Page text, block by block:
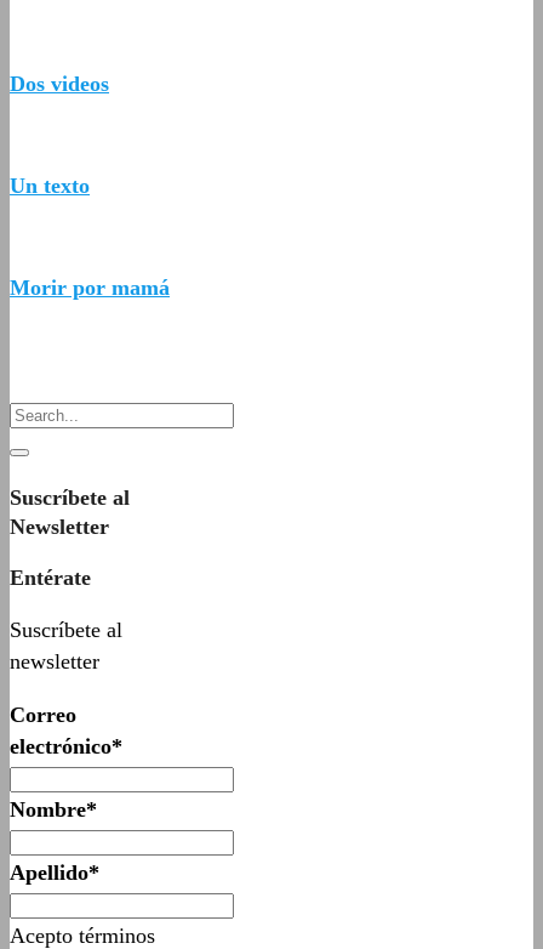
Dos videos
Un texto
Morir por mamá
Suscríbete al
Newsletter
Entérate
Suscríbete al
newsletter
Correo
electrónico*
Nombre*
Apellido*
Acepto términos